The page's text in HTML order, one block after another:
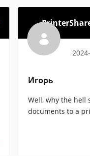
Игорь
Well, why the hell
documents to a